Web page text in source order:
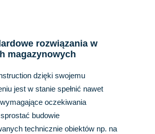
rozwiązania w
magazynowych
dzięki swojemu
jest w stanie spełnić nawet
oczekiwania
budowie
technicznie obiektów np. na